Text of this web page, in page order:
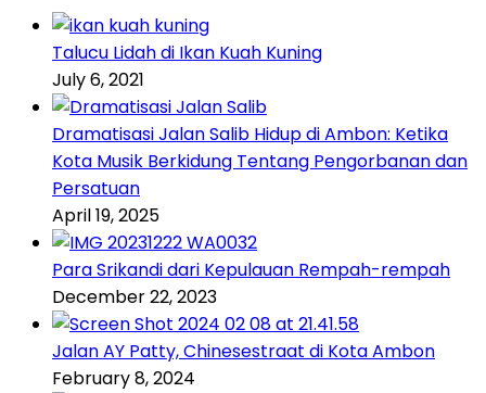
Talucu Lidah di Ikan Kuah Kuning
July 6, 2021
Dramatisasi Jalan Salib Hidup di Ambon: Ketika
Kota Musik Berkidung Tentang Pengorbanan dan
Persatuan
April 19, 2025
Para Srikandi dari Kepulauan Rempah-rempah
December 22, 2023
Jalan AY Patty, Chinesestraat di Kota Ambon
February 8, 2024